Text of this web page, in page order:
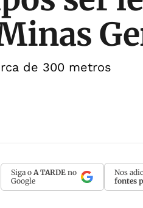
de 300 metros
Siga o A TARDE no
Google
Nos
fontes